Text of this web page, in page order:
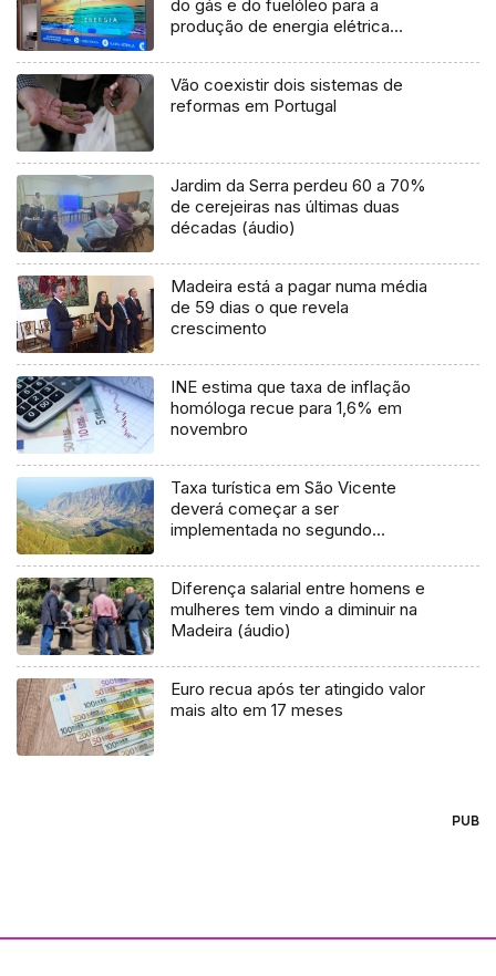
do gás e do fuelóleo para a
produção de energia elétrica
Vão coexistir dois sistemas de
reformas em Portugal
Jardim da Serra perdeu 60 a 70%
de cerejeiras nas últimas duas
décadas (áudio)
Madeira está a pagar numa média
de 59 dias o que revela
crescimento
INE estima que taxa de inflação
homóloga recue para 1,6% em
novembro
Taxa turística em São Vicente
deverá começar a ser
implementada no segundo
Diferença salarial entre homens e
mulheres tem vindo a diminuir na
Madeira (áudio)
Euro recua após ter atingido valor
mais alto em 17 meses
PUB